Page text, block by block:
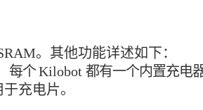
。其他功能详述如下：
每个Kilobot 都有一个内置充电
充电片。